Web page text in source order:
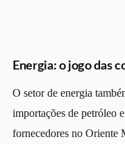
Energia: o jogo das
O setor de energia
importações de petróleo
fornecedores no Oriente